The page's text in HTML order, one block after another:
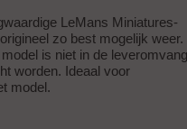
LeMans Miniatures-
zo best mogelijk weer.
is niet in de leveromvang
worden. Ideaal voor
model.